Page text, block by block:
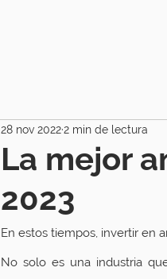
La mejor
2023
28 nov 20222 min de lectura
En estos tiempos, invertir en
No solo es una industria